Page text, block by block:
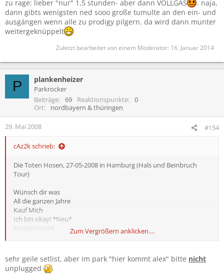
zu rage: lieber "nur" 1,5 stunden- aber dann VOLLGAS
. naja,
dann gibts wenigsten ned sooo große tumulte an den ein- und
ausgängen wenn alle zu prodigy pilgern. da wird dann munter
weitergeknüppelt
Zuletzt bearbeitet von einem Moderator: 16. Januar 2014
P plankenheizer
Parkrocker
Beiträge
69 Reaktionspunkte
0
Ort
nordbayern & thüringen
29. Mai 2008 #154
cAz2k schrieb:
Die Toten Hosen, 27-05-2008 in Hamburg (Hals und Beinbruch
Tour)
Wünsch dir was
All die ganzen Jahre
Kauf Mich
Ich bin okay! *Neu*
Auswärtsspiel
Weil du nur einmal lebst
Ein Teil von mir *Neu*
Alles wird vorübergehn
Zum Vergrößern anklicken....
sehr geile setlist, aber im park "hier kommt alex" bitte nicht
unplugged